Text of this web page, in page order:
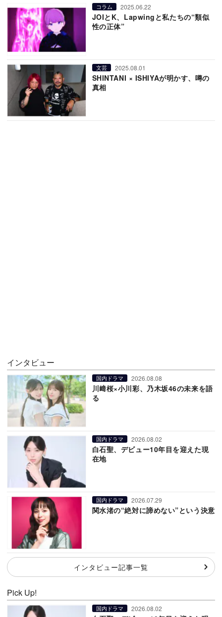
コラム 2025.06.22
JOIとK、Lapwingと私たちの“類似
性の正体”
文芸 2025.08.01
SHINTANI × ISHIYAが明かす、噂の
真相
インタビュー
国内ドラマ 2026.08.08
川﨑桜×小川彩、乃木坂46の未来を語
る
国内ドラマ 2026.08.02
白石聖、デビュー10年目を迎えた現
在地
国内ドラマ 2026.07.29
関水渚の“絶対に諦めない”という決意
インタビュー記事一覧
Pick Up!
国内ドラマ 2026.08.02